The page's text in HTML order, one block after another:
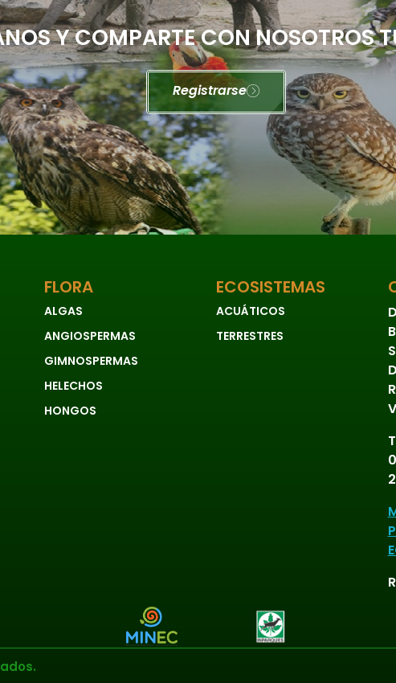
Y COMPARTE CON NOSOTROS
Registrarse
FLORA
ALGAS
ANGIOSPERMAS
GIMNOSPERMAS
HELECHOS
HONGOS
ECOSISTEMAS
ACUÁTICOS
TERRESTRES